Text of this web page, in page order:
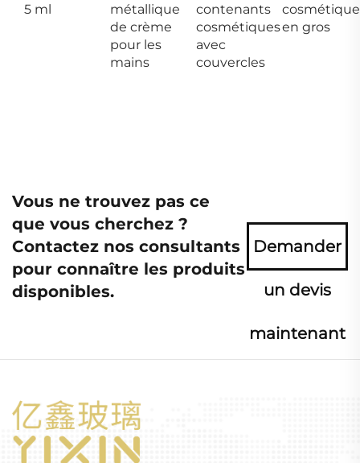
5 ml
métallique
de crème
pour les
mains
contenants
cosmétiques
avec
couvercles
en gros
Vous ne trouvez pas ce
que vous cherchez ?
Contactez nos consultants
pour connaître les produits
disponibles.
Demander
un devis
maintenant